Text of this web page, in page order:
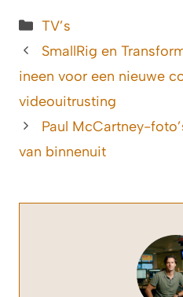
Categorieën
TV’s
SmallRig en
ineen voor een nieuwe
videouitrusting
Paul McCartney-
van binnenuit